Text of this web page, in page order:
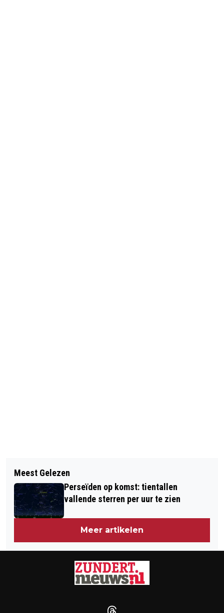
WETHOUDER ZAGERS OPENT KOMEND
WEEKEND DE AARDBEIENFEESTEN
AFSTANDSMOEDERS EN AFGESTANEN
WORDEN BUITENGESLOTEN VAN
HISTORISCH EXCUUSMOMENT OP 2
Meest Gelezen
Perseïden op komst: tientallen
vallende sterren per uur te zien
Meer artikelen